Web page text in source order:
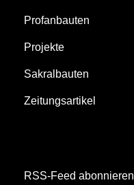
Profanbauten
Projekte
Sakralbauten
Zeitungsartikel
RSS-Feed abonnieren